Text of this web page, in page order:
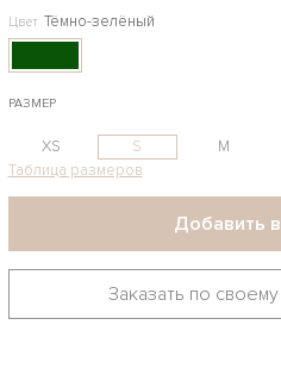
Цвет Тёмно-зелёный
РАЗМЕР
XS S M
Таблица размеров
Добавить
Заказать по